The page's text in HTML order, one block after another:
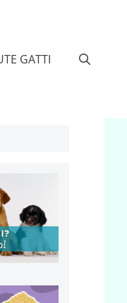
GATTI